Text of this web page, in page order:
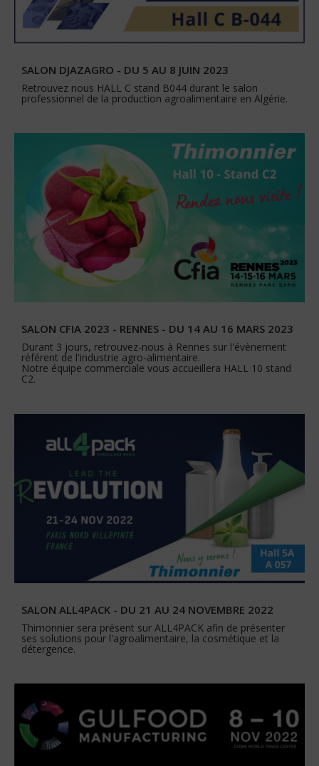
SALON DJAZAGRO - DU 5 AU 8 JUIN 2023
Retrouvez nous HALL C stand B044 durant le salon
professionnel de la production agroalimentaire en Algérie.
SALON CFIA 2023 - RENNES - DU 14 AU 16 MARS 2023
Durant 3 jours, retrouvez-nous à Rennes sur l'évènement
référent de l'industrie agro-alimentaire.
Notre équipe commerciale vous accueillera HALL 10 stand
C2.
SALON ALL4PACK - DU 21 AU 24 NOVEMBRE 2022
Thimonnier sera présent sur ALL4PACK afin de présenter
ses solutions pour l'agroalimentaire, la cosmétique et la
détergence.